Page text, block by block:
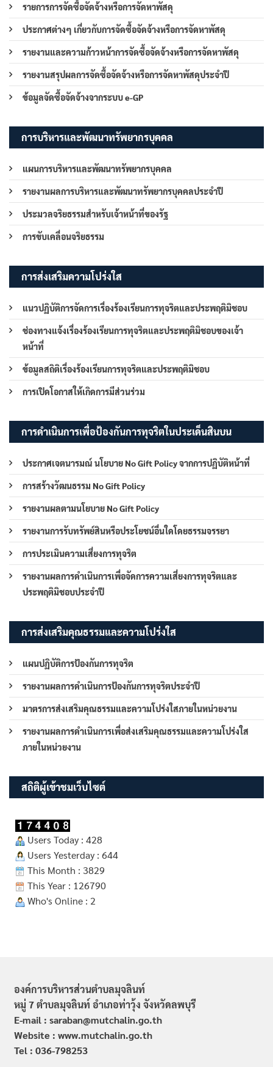
รายการการจัดซื้อจัดจ้างหรือการจัดหาพัสดุ
ประกาศต่างๆ เกี่ยวกับการจัดซื้อจัดจ้างหรือการจัดหาพัสดุ
รายงานและความก้าวหน้าการจัดซื้อจัดจ้างหรือการจัดหาพัสดุ
รายงานสรุปผลการจัดซื้อจัดจ้างหรือการจัดหาพัสดุประจำปี
ข้อมูลจัดซื้อจัดจ้างจากระบบ e-GP
การบริหารและพัฒนาทรัพยากรบุคคล
แผนการบริหารและพัฒนาทรัพยากรบุคคล
รายงานผลการบริหารและพัฒนาทรัพยากรบุคคลประจำปี
ประมวลจริยธรรมสำหรับเจ้าหน้าที่ของรัฐ
การขับเคลื่อนจริยธรรม
การส่งเสริมความโปร่งใส
แนวปฏิบัติการจัดการเรื่องร้องเรียนการทุจริตและประพฤติมิชอบ
ช่องทางแจ้งเรื่องร้องเรียนการทุจริตและประพฤติมิชอบของเจ้า
หน้าที่
ข้อมูลสถิติเรื่องร้องเรียนการทุจริตและประพฤติมิชอบ
การเปิดโอกาสให้เกิดการมีส่วนร่วม
การดำเนินการเพื่อป้องกันการทุจริตในประเด็นสินบน
ประกาศเจตนารมณ์ นโยบาย No Gift Policy จากการปฏิบัติหน้าที่
การสร้างวัฒนธรรม No Gift Policy
รายงานผลตามนโยบาย No Gift Policy
รายงานการรับทรัพย์สินหรือประโยชน์อื่นใดโดยธรรมจรรยา
การประเมินความเสี่ยงการทุจริต
รายงานผลการดำเนินการเพื่อจัดการความเสี่ยงการทุจริตและ
ประพฤติมิชอบประจำปี
การส่งเสริมคุณธรรมและความโปร่งใส
แผนปฏิบัติการป้องกันการทุจริต
รายงานผลการดำเนินการป้องกันการทุจริตประจำปี
มาตรการส่งเสริมคุณธรรมและความโปร่งใสภายในหน่วยงาน
รายงานผลการดำเนินการเพื่อส่งเสริมคุณธรรมและความโปร่งใส
ภายในหน่วยงาน
สถิติผู้เข้าชมเว็บไซต์
Users Today : 428
Users Yesterday : 644
This Month : 3829
This Year : 126790
Who's Online : 2
องค์การบริหารส่วนตำบลมุจลินท์
หมู่ 7 ตำบลมุจลินท์ อำเภอท่าวุ้ง จังหวัดลพบุรี
E-mail : saraban@mutchalin.go.th
Website : www.mutchalin.go.th
Tel : 036-798253